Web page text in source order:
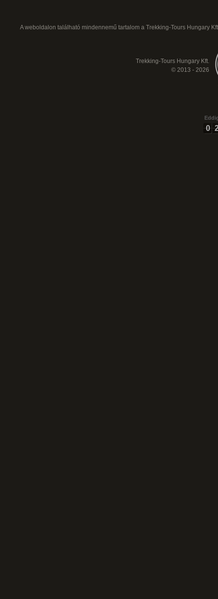
A weboldalon található mindennemű tartalom a Trekking-Tours Hungary
Trekking-Tours Hungary Kft.
© 2013 - 2026
0